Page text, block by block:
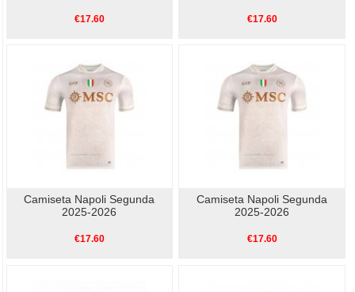
€17.60 €17.60
Camiseta Napoli Segunda
2025-2026
€17.60
Camiseta Napoli Segunda
2025-2026
€17.60